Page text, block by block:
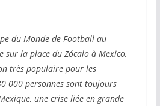
du Monde de Football au
sur la place du Zócalo à Mexico,
très populaire pour les
000 personnes sont toujours
une crise liée en grande